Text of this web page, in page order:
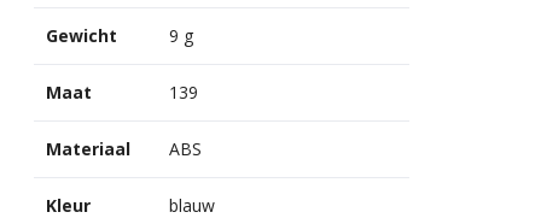
Gewicht 9 g
Maat 139
Materiaal ABS
Kleur blauw